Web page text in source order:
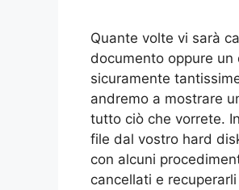
Quante volte vi sarà
documento oppure un
sicuramente
andremo a mostrare
tutto ciò che vorrete.
file dal vostro hard
con alcuni
cancellati e